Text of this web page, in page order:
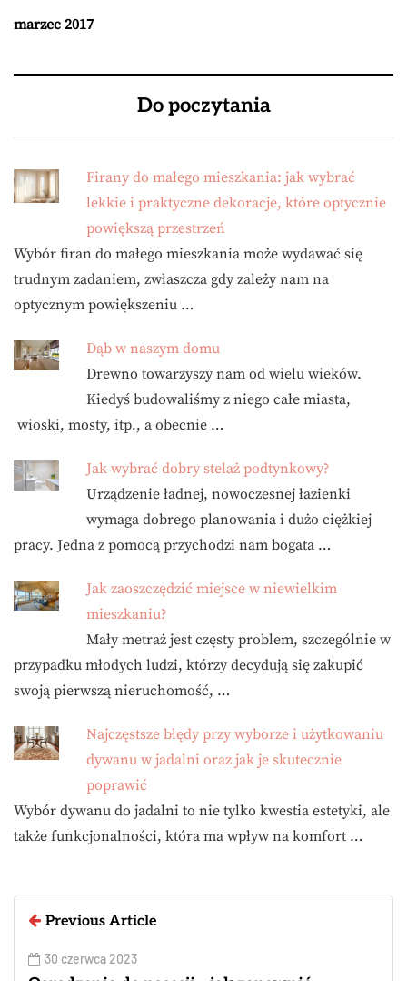
marzec 2017
Do poczytania
Firany do małego mieszkania: jak wybrać
lekkie i praktyczne dekoracje, które optycznie
powiększą przestrzeń
Wybór firan do małego mieszkania może wydawać się
trudnym zadaniem, zwłaszcza gdy zależy nam na
optycznym powiększeniu …
Dąb w naszym domu
Drewno towarzyszy nam od wielu wieków.
Kiedyś budowaliśmy z niego całe miasta,
wioski, mosty, itp., a obecnie …
Jak wybrać dobry stelaż podtynkowy?
Urządzenie ładnej, nowoczesnej łazienki
wymaga dobrego planowania i dużo ciężkiej
pracy. Jedna z pomocą przychodzi nam bogata …
Jak zaoszczędzić miejsce w niewielkim
mieszkaniu?
Mały metraż jest częsty problem, szczególnie w
przypadku młodych ludzi, którzy decydują się zakupić
swoją pierwszą nieruchomość, …
Najczęstsze błędy przy wyborze i użytkowaniu
dywanu w jadalni oraz jak je skutecznie
poprawić
Wybór dywanu do jadalni to nie tylko kwestia estetyki, ale
także funkcjonalności, która ma wpływ na komfort …
Previous Article
30 czerwca 2023